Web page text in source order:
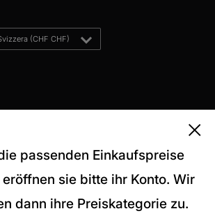
passenden Einkaufspreise
sie bitte ihr Konto. Wir
dann ihre Preiskategorie zu.
(CHF CHF)